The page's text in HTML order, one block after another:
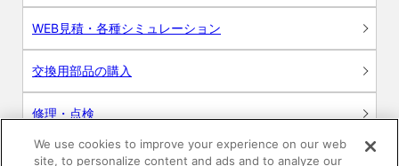
WEB見積・各種シミュレーション
交換用部品の購入
修理・点検
お問い合わせ
We use cookies to improve your experience on our web
site, to personalize content and ads and to analyze our